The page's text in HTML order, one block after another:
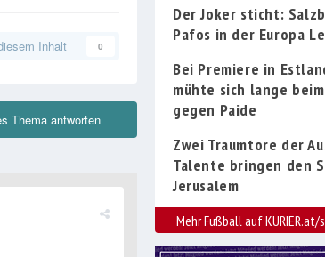
Inhalt 0
Thema antworten
Der Joker sticht:
Pafos in der Europa
Bei Premiere in
mühte sich lange
gegen Paide
Zwei Traumtore der
Talente bringen den
Jerusalem
Mehr Fußball auf